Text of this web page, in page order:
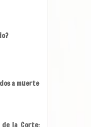
a muerte
de la Corte: